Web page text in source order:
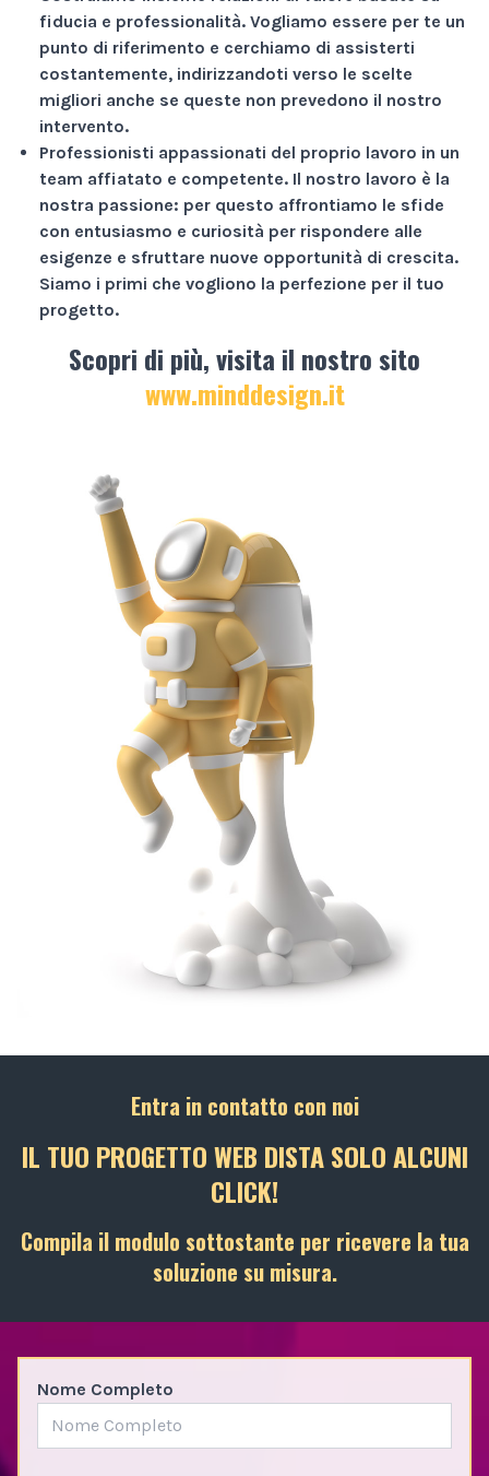
fiducia e professionalità. Vogliamo essere per te un
punto di riferimento e cerchiamo di assisterti
costantemente, indirizzandoti verso le scelte
migliori anche se queste non prevedono il nostro
intervento.
Professionisti appassionati del proprio lavoro in un
team affiatato e competente. Il nostro lavoro è la
nostra passione: per questo affrontiamo le sfide
con entusiasmo e curiosità per rispondere alle
esigenze e sfruttare nuove opportunità di crescita.
Siamo i primi che vogliono la perfezione per il tuo
progetto.
Scopri di più, visita il nostro sito
www.minddesign.it
Entra in contatto con noi
IL TUO PROGETTO WEB DISTA SOLO ALCUNI
CLICK!
Compila il modulo sottostante per ricevere la tua
soluzione su misura.
Nome Completo